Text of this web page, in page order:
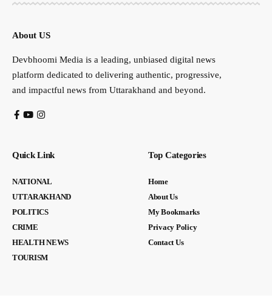
About US
Devbhoomi Media is a leading, unbiased digital news
platform dedicated to delivering authentic, progressive,
and impactful news from Uttarakhand and beyond.
Quick Link
NATIONAL
UTTARAKHAND
POLITICS
CRIME
HEALTH NEWS
TOURISM
Top Categories
Home
About Us
My Bookmarks
Privacy Policy
Contact Us